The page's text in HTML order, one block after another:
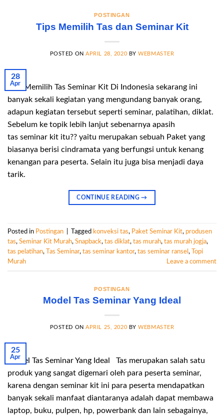
POSTINGAN
Tips Memilih Tas dan Seminar Kit
POSTED ONAPRIL 28, 2020 BYWEBMASTER
28
Apr
Tips Memilih Tas Seminar Kit Di Indonesia sekarang ini
banyak sekali kegiatan yang mengundang banyak orang,
adapun kegiatan tersebut seperti seminar, palatihan, diklat.
Sebelum ke topik lebih lanjut sebenarnya apasih
tas seminar kit itu?? yaitu merupakan sebuah Paket yang
biasanya berisi cindramata yang berfungsi untuk kenang
kenangan para peserta. Selain itu juga bisa menjadi daya
tarik.
CONTINUE READING→
Posted in Postingan Tagged konveksi tas, Paket Seminar Kit, produsen
tas, Seminar Kit Murah, Snapback, tas diklat, tas murah, tas murah jogja,
tas pelatihan, Tas Seminar, tas seminar kantor, tas seminar ransel ,
Topi
Murah
Leave a comment
POSTINGAN
Model Tas Seminar Yang Ideal
POSTED ONAPRIL 25, 2020 BYWEBMASTER
25
Apr
Model Tas Seminar Yang Ideal Tas merupakan salah satu
produk yang sangat digemari oleh para peserta seminar,
karena dengan seminar kit ini para peserta mendapatkan
banyak sekali manfaat diantaranya adalah dapat membawa
laptop, buku, pulpen, hp, powerbank dan lain sebagainya,